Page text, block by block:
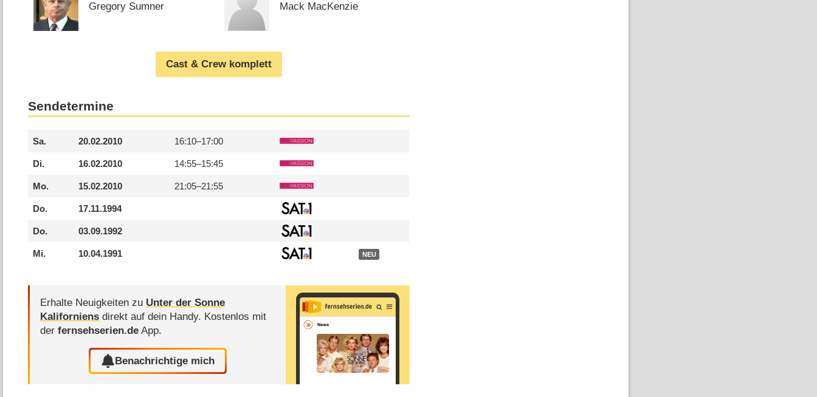
Gregory Sumner
Mack MacKenzie
Cast & Crew komplett
Sendetermine
Sa. 20.02.2010 16:10–17:00
Di. 16.02.2010 14:55–15:45
Mo. 15.02.2010 21:05–21:55
Do. 17.11.1994
Do. 03.09.1992
Mi. 10.04.1991 NEU
Erhalte Neuigkeiten zu Unter der Sonne
Kaliforniens direkt auf dein Handy. Kostenlos mit
derfernsehserien.de App.
Benachrichtige mich